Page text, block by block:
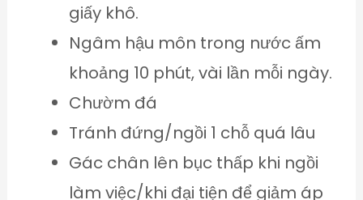
giấy khô.
Ngâm hậu môn trong nước ấm
khoảng 10 phút, vài lần mỗi ngày.
Chườm đá
Tránh đứng/ngồi 1 chỗ quá lâu
Gác chân lên bục thấp khi ngồi
làm việc/khi đại tiện để giảm áp